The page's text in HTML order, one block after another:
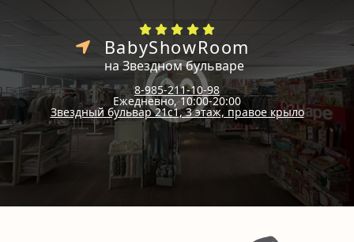
BabyShowRoom
на Звездном бульваре
8-985-211-10-98
Ежедневно, 10:00-20:00
Звездный бульвар 21с1, 3 этаж, правое крыло